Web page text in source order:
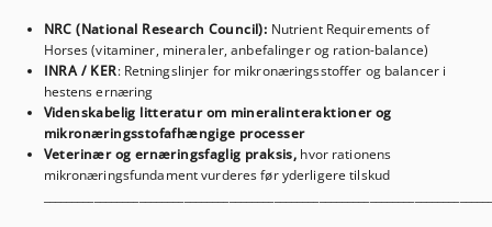
NRC (National Research Council): Nutrient Requirements of
Horses(vitaminer, mineraler, anbefalinger og ration-balance)
INRA / KER:Retningslinjer for mikronæringsstoffer og balancer i
hestens ernæring
Videnskabelig litteratur om mineralinteraktioner og
mikronæringsstofafhængige processer
Veterinær og ernæringsfaglig praksis, hvor rationens
mikronæringsfundament vurderes før yderligere tilskud